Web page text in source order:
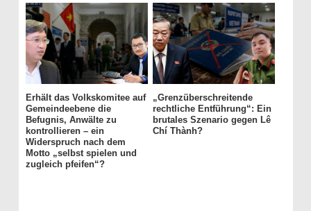
Erhält das Volkskomitee auf
Gemeindeebene die
Befugnis, Anwälte zu
kontrollieren – ein
Widerspruch nach dem
Motto „selbst spielen und
zugleich pfeifen“?
„Grenzüberschreitende
rechtliche Entführung“: Ein
brutales Szenario gegen Lê
Chí Thành?